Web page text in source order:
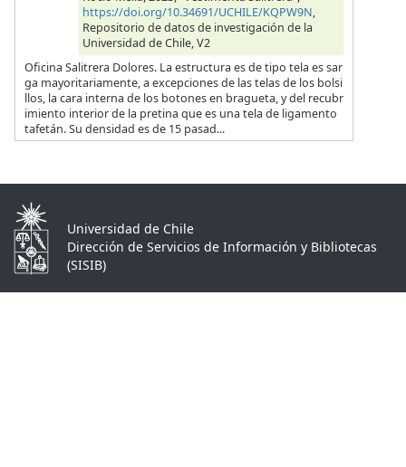
https://doi.org/10.34691/UCHILE/KQPW9N,
Repositorio de datos de investigación de la
Universidad de Chile, V2
Oficina Salitrera Dolores. La estructura es de tipo tela es sar
ga mayoritariamente, a excepciones de las telas de los bolsi
llos, la cara interna de los botones en bragueta, y del recubr
imiento interior de la pretina que es una tela de ligamento
tafetán. Su densidad es de 15 pasad...
Universidad de Chile
Dirección de Servicios de Información y Bibliotecas
(SISIB)